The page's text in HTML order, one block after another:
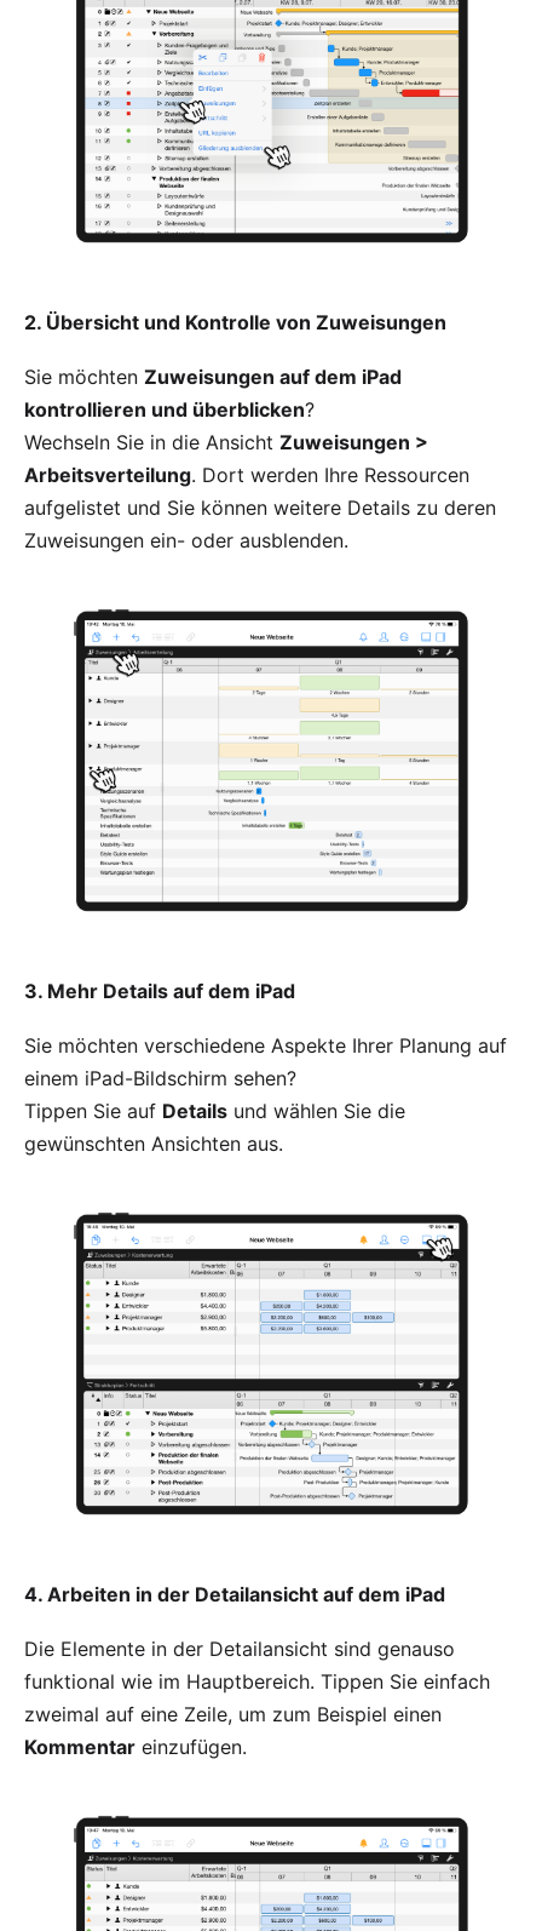
2. Übersicht und Kontrolle von Zuweisungen
Sie möchten Zuweisungen auf dem iPad
kontrollieren und überblicken?
Wechseln Sie in die Ansicht Zuweisungen >
Arbeitsverteilung. Dort werden Ihre Ressourcen
aufgelistet und Sie können weitere Details zu deren
Zuweisungen ein- oder ausblenden.
3. Mehr Details auf dem iPad
Sie möchten verschiedene Aspekte Ihrer Planung auf
einem iPad-Bildschirm sehen?
Tippen Sie auf Details und wählen Sie die
gewünschten Ansichten aus.
4. Arbeiten in der Detailansicht auf dem iPad
Die Elemente in der Detailansicht sind genauso
funktional wie im Hauptbereich. Tippen Sie einfach
zweimal auf eine Zeile, um zum Beispiel einen
Kommentar einzufügen.